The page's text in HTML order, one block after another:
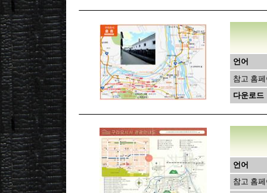
언어
참고 홈
다운로드
언어
참고 홈